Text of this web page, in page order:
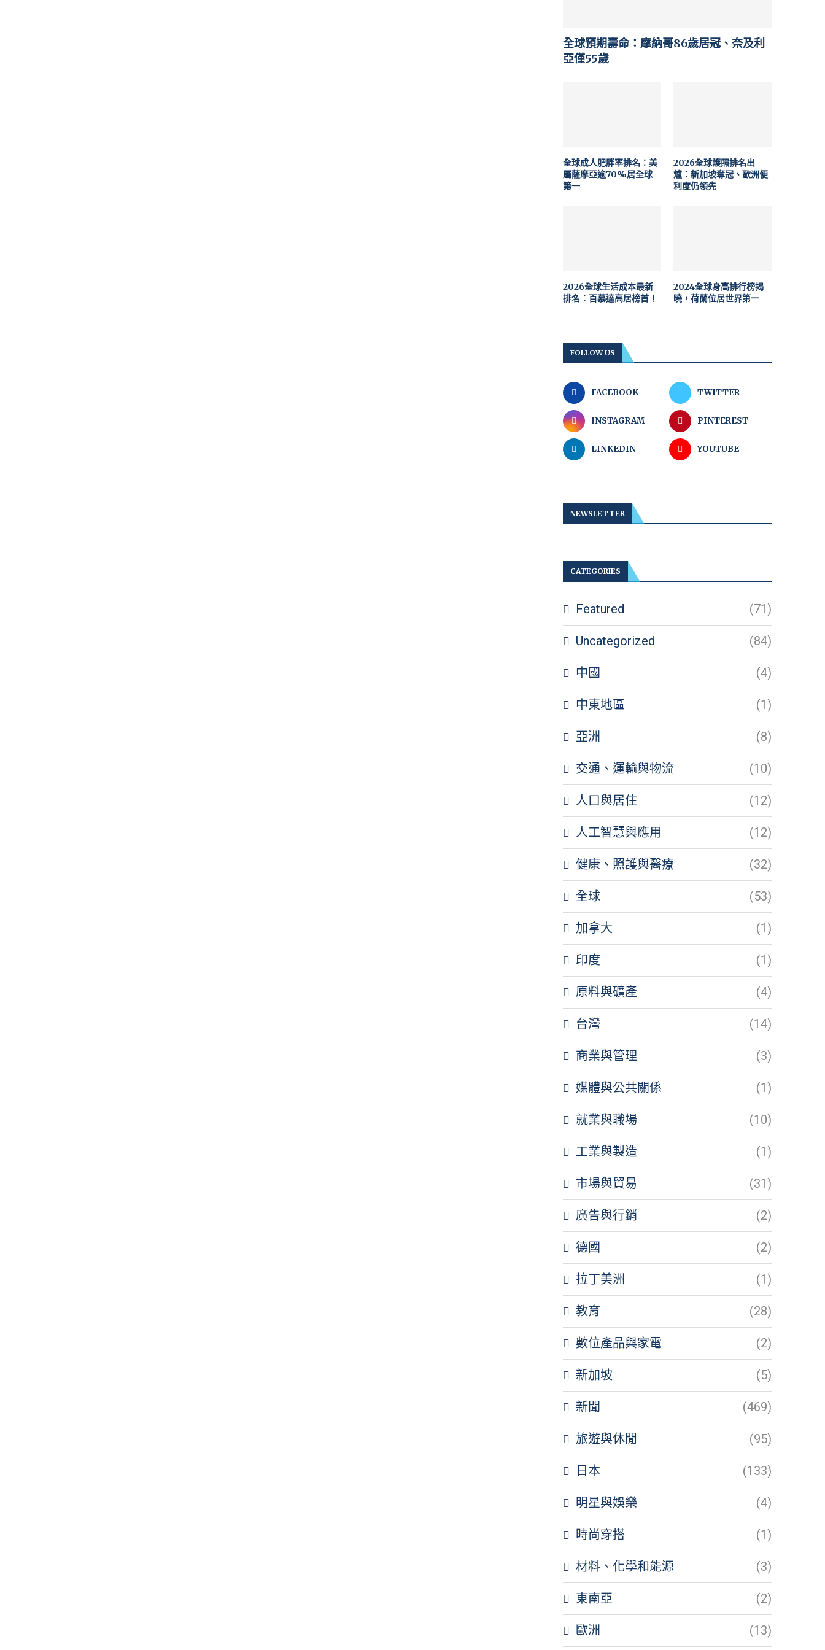
全球預期壽命：摩納哥86歲居冠、奈及利
亞僅55歲
全球成人肥胖率排名：美
屬薩摩亞逾70%居全球
第一
2026全球護照排名出
爐：新加坡奪冠、歐洲便
利度仍領先
2026全球生活成本最新
排名：百慕達高居榜首！
2024全球身高排行榜揭
曉，荷蘭位居世界第一
FOLLOW US
FACEBOOK TWITTER
INSTAGRAM PINTEREST
LINKEDIN YOUTUBE
NEWSLETTER
CATEGORIES
Featured (71)
Uncategorized (84)
中國 (4)
中東地區 (1)
亞洲 (8)
交通、運輸與物流 (10)
人口與居住 (12)
人工智慧與應用 (12)
健康、照護與醫療 (32)
全球 (53)
加拿大 (1)
印度 (1)
原料與礦產 (4)
台灣 (14)
商業與管理 (3)
媒體與公共關係 (1)
就業與職場 (10)
工業與製造 (1)
市場與貿易 (31)
廣告與行銷 (2)
德國 (2)
拉丁美洲 (1)
教育 (28)
數位產品與家電 (2)
新加坡 (5)
新聞 (469)
旅遊與休閒 (95)
日本 (133)
明星與娛樂 (4)
時尚穿搭 (1)
材料、化學和能源 (3)
東南亞 (2)
歐洲 (13)